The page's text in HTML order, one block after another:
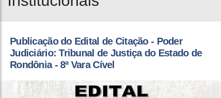
Publicação do Edital de Citação - Poder
Judiciário: Tribunal de Justiça do Estado de
Rondônia - 8ª Vara Cível